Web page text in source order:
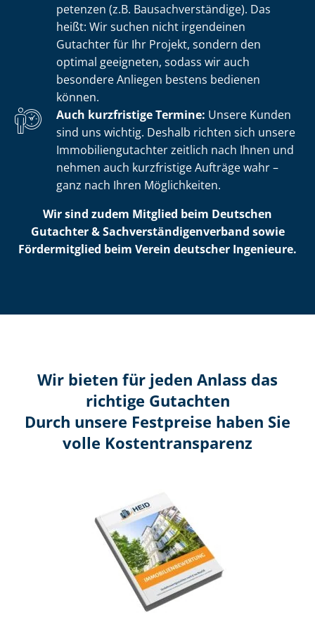
pe­ten­zen (z.B. Bau­sach­ver­stän­di­ge). Das
heißt: Wir suchen nicht irgendeinen
Gutachter für Ihr Projekt, sondern den
optimal geeigneten, sodass wir auch
besondere Anliegen bestens bedienen
können.
Auch kurzfristige Termine: Unsere Kunden
sind uns wichtig. Deshalb richten sich unsere
Im­mo­bi­li­en­gut­ach­ter zeitlich nach Ihnen und
nehmen auch kurzfristige Aufträge wahr –
ganz nach Ihren Möglichkeiten.
Wir sind zudem Mitglied beim Deutschen
Gutachter & Sach­ver­stän­di­gen­ver­band sowie
Fördermitglied beim Verein deutscher Ingenieure.
Wir bieten für jeden Anlass das
richtige Gutachten
Durch unsere Festpreise haben Sie
volle Kosten­transparenz